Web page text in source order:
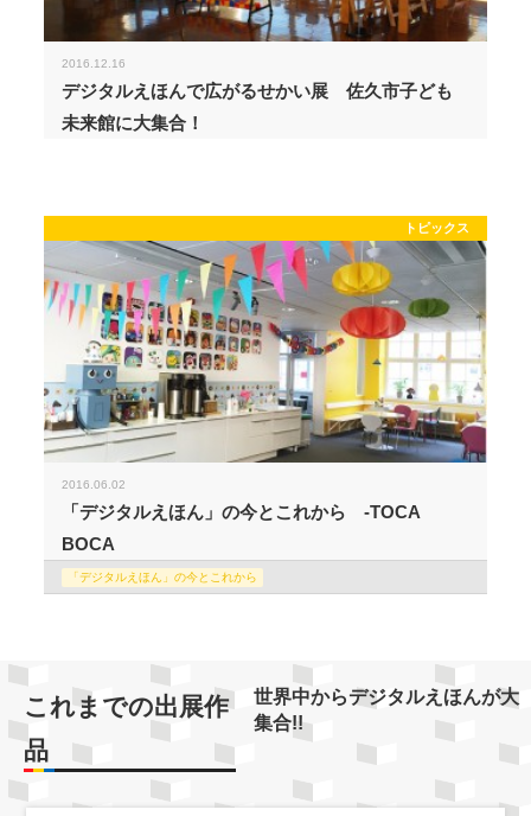
2016.12.16
デジタルえほんで広がるせかい展 佐久市子ども
未来館に大集合！
トピックス
2016.06.02
「デジタルえほん」の今とこれから -TOCA
BOCA
「デジタルえほん」の今とこれから
これまでの出展作
品
世界中からデジタルえほんが大
集合!!